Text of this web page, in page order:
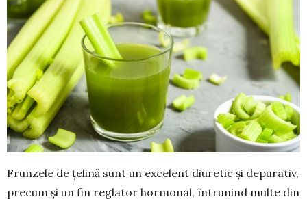
Frunzele de țelină sunt un excelent diuretic și depurativ,
precum și un fin reglator hormonal, întru­nind multe din